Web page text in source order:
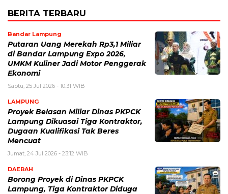
BERITA TERBARU
Bandar Lampung
Putaran Uang Merekah Rp3,1 Miliar
di Bandar Lampung Expo 2026,
UMKM Kuliner Jadi Motor Penggerak
Ekonomi
Sabtu, 25 Jul 2026 - 10:31 WIB
LAMPUNG
Proyek Belasan Miliar Dinas PKPCK
Lampung Dikuasai Tiga Kontraktor,
Dugaan Kualifikasi Tak Beres
Mencuat
Jumat, 24 Jul 2026 - 23:12 WIB
DAERAH
Borong Proyek di Dinas PKPCK
Lampung, Tiga Kontraktor Diduga